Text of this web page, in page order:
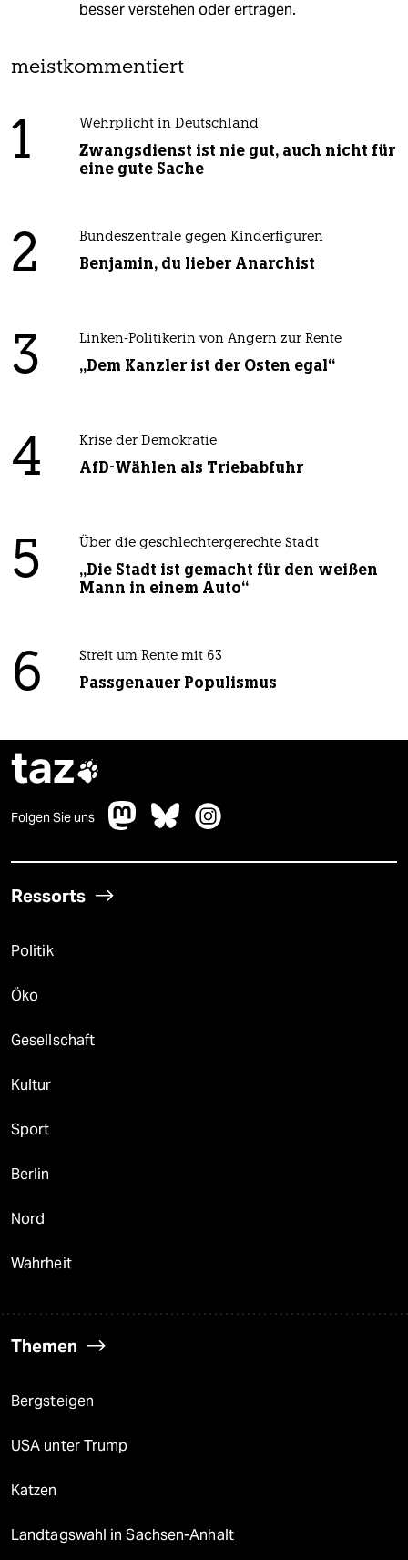
besser verstehen oder ertragen.
meistkommentiert
1 Wehrplicht in Deutschland
Zwangsdienst ist nie gut, auch nicht für
eine gute Sache
2 Bundeszentrale gegen Kinderfiguren
Benjamin, du lieber Anarchist
3 Linken-Politikerin von Angern zur Rente
„Dem Kanzler ist der Osten egal“
4 Krise der Demokratie
AfD-Wählen als Triebabfuhr
5 Über die geschlechtergerechte Stadt
„Die Stadt ist gemacht für den weißen
Mann in einem Auto“
6 Streit um Rente mit 63
Passgenauer Populismus
taz
Folgen Sie uns
Ressorts
Politik
Öko
Gesellschaft
Kultur
Sport
Berlin
Nord
Wahrheit
Themen
Bergsteigen
USA unter Trump
Katzen
Landtagswahl in Sachsen-Anhalt